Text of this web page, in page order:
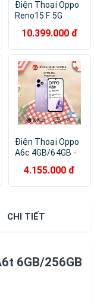
Điện Thoại Oppo
Reno15 F 5G
Hàng Chính Hãng
10.399.000 đ
Điện Thoại Oppo
A6c 4GB/64GB -
4.155.000 đ
CHI TIẾT
6GB/256GB